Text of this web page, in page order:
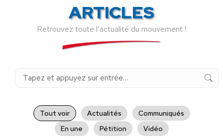
ARTICLES
Retrouvez toute l’actualité du mouvement !
Recherche
Tout voir Actualités
Communiqués
En une
Pétition Vidéo